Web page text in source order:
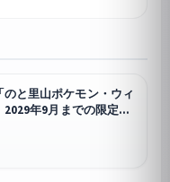
と里山ポケモン・ウィ
年9月までの限定
【グッド！モーニン